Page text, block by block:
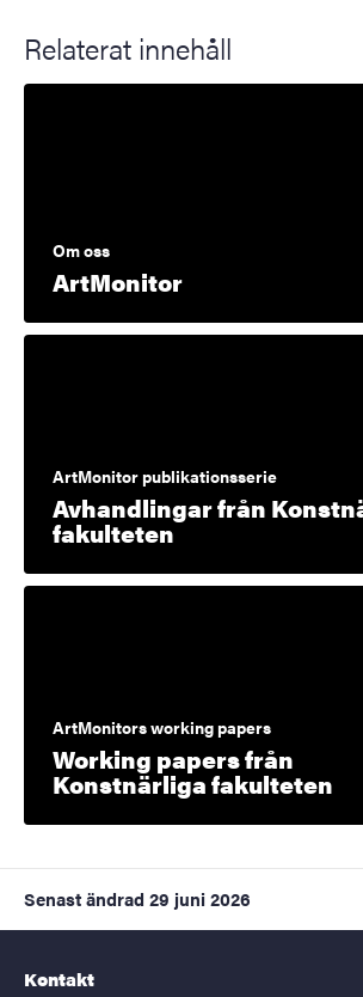
Relaterat innehåll
Om oss
ArtMonitor
ArtMonitor publikationsserie
Avhandlingar från
fakulteten
ArtMonitors working papers
Working papers från
Konstnärliga fakulteten
Senast ändrad 29 juni 2026
Kontakt